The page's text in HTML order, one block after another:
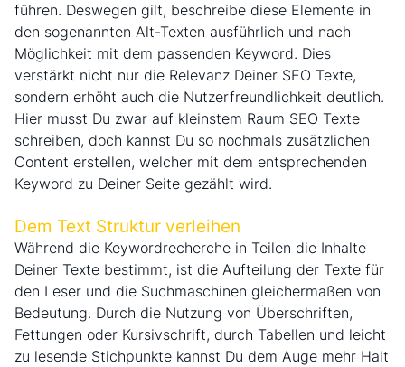
führen. Deswegen gilt, beschreibe diese Elemente in
den sogenannten Alt-Texten ausführlich und nach
Möglichkeit mit dem passenden Keyword. Dies
verstärkt nicht nur die Relevanz Deiner SEO Texte,
sondern erhöht auch die Nutzerfreundlichkeit deutlich.
Hier musst Du zwar auf kleinstem Raum SEO Texte
schreiben, doch kannst Du so nochmals zusätzlichen
Content erstellen, welcher mit dem entsprechenden
Keyword zu Deiner Seite gezählt wird.
Dem Text Struktur verleihen
Während die Keywordrecherche in Teilen die Inhalte
Deiner Texte bestimmt, ist die Aufteilung der Texte für
den Leser und die Suchmaschinen gleichermaßen von
Bedeutung. Durch die Nutzung von Überschriften,
Fettungen oder Kursivschrift, durch Tabellen und leicht
zu lesende Stichpunkte kannst Du dem Auge mehr Halt